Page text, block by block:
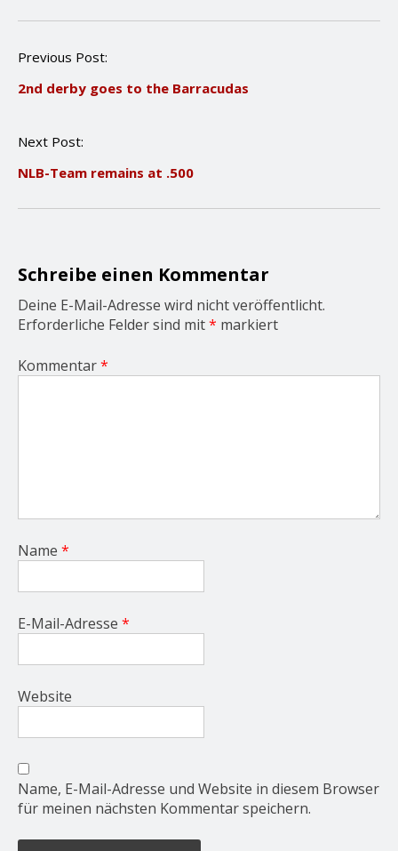
P
s
a
i
o
Previous Post:
2nd derby goes to the Barracudas
Next Post:
NLB-Team remains at .500
Schreibe einen Kommentar
Deine E-Mail-Adresse wird nicht veröffentlicht.
Erforderliche Felder sind mit* markiert
Kommentar*
Name *
E-Mail-Adresse *
Website
Name, E-Mail-Adresse und Website in diesem Browser
für meinen nächsten Kommentar speichern.